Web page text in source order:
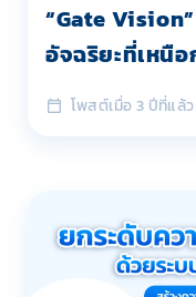
“Gate Vision” ระบบอ่านป้ายทะเบี
อัจฉริยะที่เหนื
และ ความสะดว
โพสต์เมื่อ 3 ปีที่แล้ว